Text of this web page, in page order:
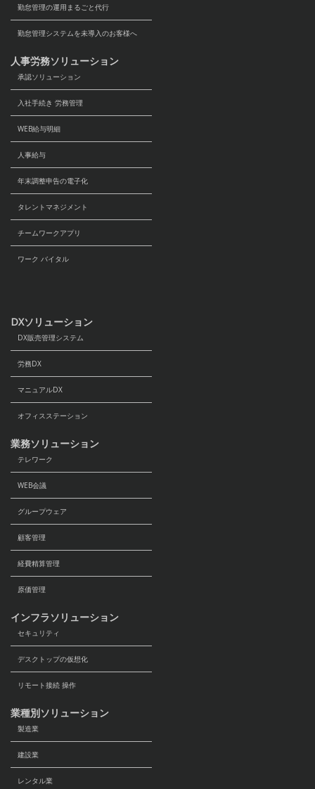
当社は、利用目的の達成のために必要な範囲
内において、個人データの取り扱いに関する
業務の全部又は一部を委託することに伴う、
業務委託先、サプライヤー様、代理店等のビ
ジネスパートナーに個人データを提供する場
合があります。なお、当社は提供先に対して
必要かつ適切な監督を行います。
い限り、個人データを上記以外の第三者に提
あらかじめご本人の同意をいただいている場
合。
第三者への提供を目的として個人データを取
得する場合であり、その目的、提供されるデ
ータ項目、提供手段、停止要求の申し出先を
通知あるいは容易に知り得る状態に置いてい
人の生命、身体又は財産の保護に必要な場合
でご本人の同意を得ることが困難な場合。
のために特に必要がある場合であって、ご本
人の同意を得ることが困難な場合。
国の機関若しくは地方公共団体又はその委託
とに対して協力する必要がある場合であっ
司法機関、行政機関等から法令に基づき提供
を求められた場合。
であって、当該第三者が当該個人データを学
個人データを取り扱う目的の一部が学術研究
当に侵害するおそれがある場合を除く）。
いて
当社は、「個人情報の保護に関する法律」
「行政手続における特定の個人を識別するた
ドライン（事業者編）」を遵守し、特定個人
勤怠管理の運用まるごと代行
勤怠管理システムを未導入のお客様へ
人事労務ソリューション
承認ソリューション
入社手続き 労務管理
WEB給与明細
人事給与
年末調整申告の電子化
タレントマネジメント
チームワークアプリ
ワーク バイタル
DXソリューション
DX販売管理システム
労務DX
マニュアルDX
オフィスステーション
業務ソリューション
テレワーク
WEB会議
グループウェア
顧客管理
経費精算管理
原価管理
インフラソリューション
セキュリティ
デスクトップの仮想化
リモート接続 操作
業種別ソリューション
製造業
建設業
レンタル業